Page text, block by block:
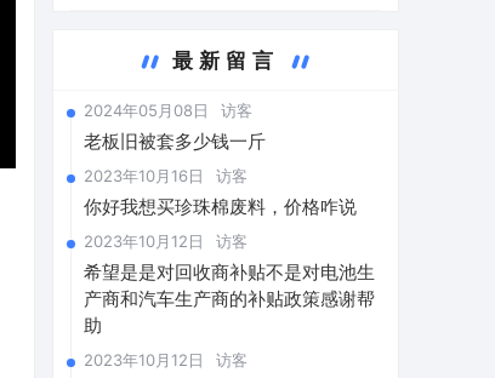
最新留言
2024年05月08日 访客
老板旧被套多少钱一斤
2023年10月16日 访客
你好我想买珍珠棉废料，价格咋说
2023年10月12日 访客
希望是是对回收商补贴不是对电池生
产商和汽车生产商的补贴政策感谢帮
助
2023年10月12日 访客